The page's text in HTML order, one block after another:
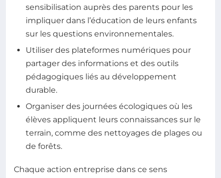
sensibilisation auprès des parents pour les
impliquer dans l’éducation de leurs enfants
sur les questions environnementales.
Utiliser des plateformes numériques pour
partager des informations et des outils
pédagogiques liés au développement
durable.
Organiser des journées écologiques où les
élèves appliquent leurs connaissances sur le
terrain, comme des nettoyages de plages ou
de forêts.
Chaque action entreprise dans ce sens